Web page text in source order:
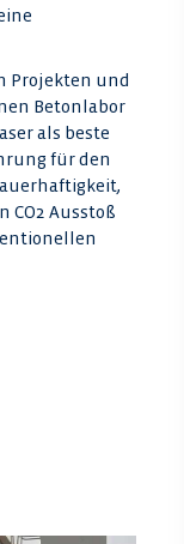
Projekten und
Betonlabor
als beste
für den
Ausstoß